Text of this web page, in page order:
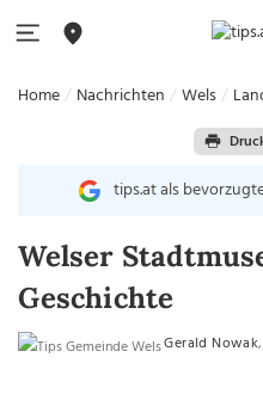
Home Nachrichten Wels
tips.at als
Welser
Geschichte
Gerald Nowak